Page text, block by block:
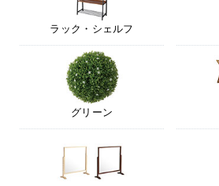
ラック・シェルフ
グリーン